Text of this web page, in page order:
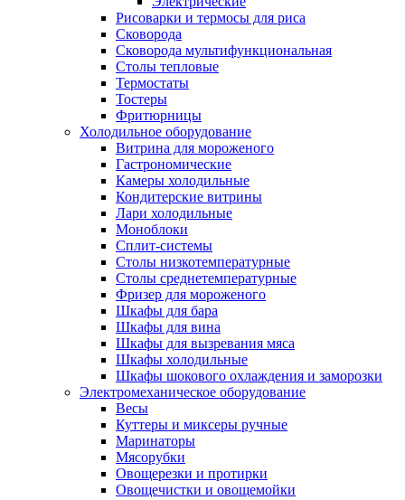
Рисоварки и термосы для риса
Сковорода
Сковорода мультифункциональная
Столы тепловые
Термостаты
Тостеры
Фритюрницы
Холодильное оборудование
Витрина для мороженого
Гастрономические
Камеры холодильные
Кондитерские витрины
Лари холодильные
Моноблоки
Сплит-системы
Столы низкотемпературные
Столы среднетемпературные
Фризер для мороженого
Шкафы для бара
Шкафы для вина
Шкафы для вызревания мяса
Шкафы холодильные
Шкафы шокового охлаждения и заморозки
Электромеханическое оборудование
Весы
Куттеры и миксеры ручные
Маринаторы
Мясорубки
Овощерезки и протирки
Овощечистки и овощемойки